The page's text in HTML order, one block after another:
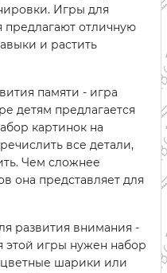
Игры для
предлагают отличную
и растить
памяти - игра
детям предлагается
картинок на
все детали,
Чем сложнее
она представляет для
развития внимания -
этой игры нужен набор
шарики или